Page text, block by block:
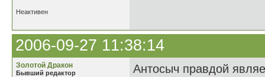
Неактивен
2006-09-27 11:38:14
Золотой Дракон
Бывший редактор
Антосыч правдой